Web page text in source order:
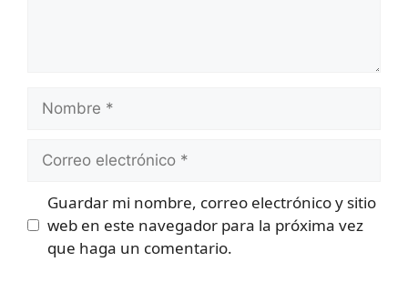
Nombre
Correo
Guardar mi nombre, correo electrónico y sitio
web en este navegador para la próxima vez
que haga un comentario.